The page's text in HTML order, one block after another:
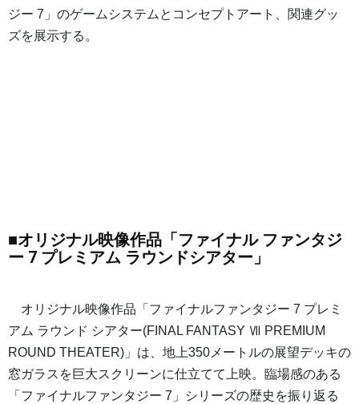
ジー 7」のゲームシステムとコンセプトアート、関連グッ
ズを展示する。
■オリジナル映像作品「ファイナル ファンタジ
ー 7 プレミアム ラウンドシアター」
オリジナル映像作品「ファイナルファンタジー 7 プレミ
アム ラウンド シアター(FINAL FANTASY Ⅶ PREMIUM
ROUND THEATER)」は、地上350メートルの展望デッキの
窓ガラスを巨大スクリーンに仕立てて上映。臨場感のある
「ファイナルファンタジー 7」シリーズの歴史を振り返る